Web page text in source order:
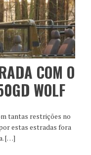
COM O
WOLF
tantas restrições no
estas estradas fora
[…]